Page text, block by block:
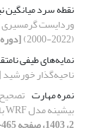
نقطه سرد میانگین
وردایست گرمسیری
(2022-2000)
[دوره 50، شماره 2، 1403، صفحه 409-428]
نمایه‌های طیفی
ناحیه‌گذار خورشید
نمره مهارت
بیشینه مدل WRF با استفاده از ماشین تعقیب‌کننده